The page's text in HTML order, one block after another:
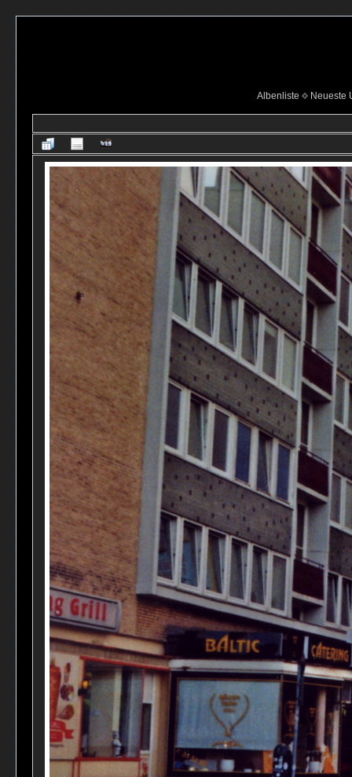
Albenliste Neueste